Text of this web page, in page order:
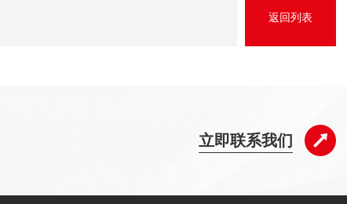
返回列表
立即联系我们